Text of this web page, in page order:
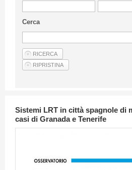
Privacy Policy
Articoli
Cerca
Sistemi LRT in città spagnole di
casi di Granada e Tenerife